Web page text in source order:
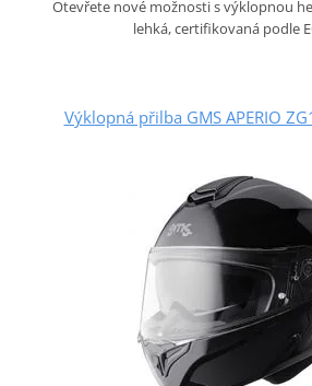
Otevřete nové možnosti s výklopnou
lehká, certifikovaná podle
Výklopná přilba GMS APERIO